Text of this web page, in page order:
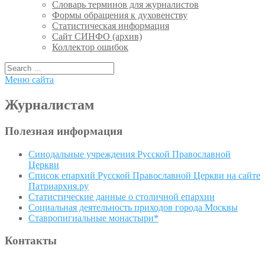
Словарь терминов для журналистов
Формы обращения к духовенству
Статистическая информация
Сайт СИНФО (архив)
Коллектор ошибок
Меню сайта
Журналистам
Полезная информация
Синодальные учреждения Русской Православной
Церкви
Список епархий Русской Православной Церкви на сайте
Патриархия.ру
Статистические данные о столичной епархии
Социальная деятельность приходов города Москвы
Ставропигиальные монастыри*
Контакты